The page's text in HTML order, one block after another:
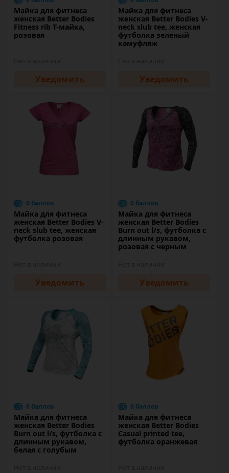
Майка для фитнеса
женская Better Bodies
Fitness rib T-майка,
розовая
Уведомить
Майка для фитнеса
женская Better Bodies V-
neck slub tee, женская
футболка зеленый
камуфляж
Уведомить
0 баллов
Майка для фитнеса
женская Better Bodies V-
neck slub tee, женская
футболка розовая
Уведомить
0 баллов
Майка для фитнеса
женская Better Bodies
Burn out l/s, футболка с
длинным рукавом,
розовая с черным
Уведомить
0 баллов
Майка для фитнеса
женская Better Bodies
Burn out l/s, футболка с
длинным рукавом,
белая с голубым
0 баллов
Майка для фитнеса
женская Better Bodies
Casual printed tee,
футболка оранжевая